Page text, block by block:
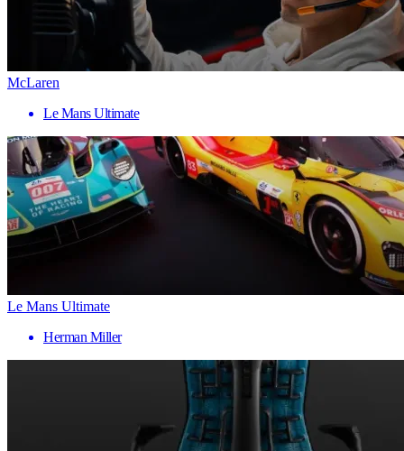
McLaren
Le Mans Ultimate
Le Mans Ultimate
Herman Miller